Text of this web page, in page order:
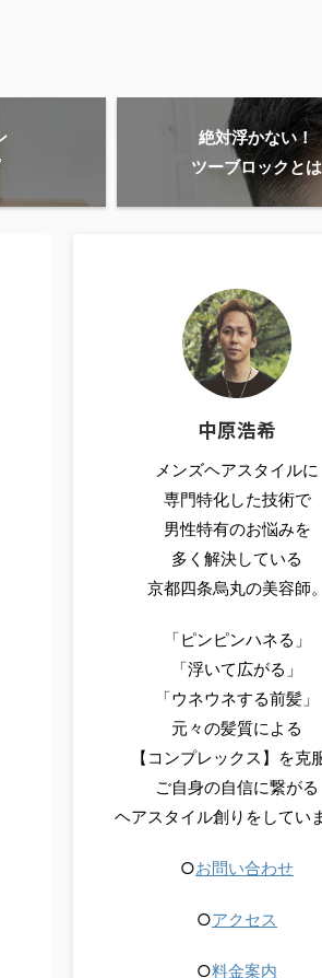
絶対浮かない！
ツーブロックとは
中原浩希
メンズヘアスタイルに
専門特化した技術で
男性特有のお悩みを
多く解決している
京都四条烏丸の美容師。
「ピンピンハネる」
「浮いて広がる」
「ウネウネする前髪」
元々の髪質による
【コンプレックス】を克
ご自身の自信に繋がる
ヘアスタイル創りをしていま
○お問い合わせ
○アクセス
○料金案内